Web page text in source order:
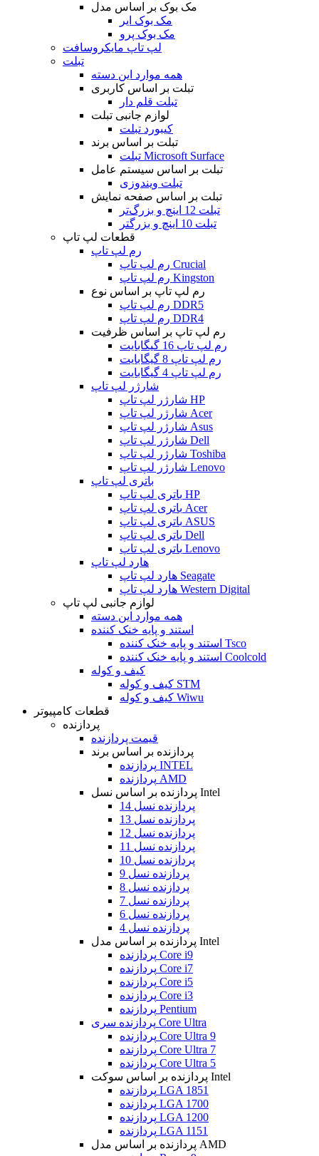
مک بوک بر اساس مدل
مک بوک ایر
مک بوک پرو
لپ تاپ مایکروسافت
تبلت
همه موارد این دسته
تبلت بر اساس کاربری
تبلت قلم دار
لوازم جانبی تبلت
کیبورد تبلت
تبلت بر اساس برند
تبلت Microsoft Surface
تبلت بر اساس سیستم عامل
تبلت ویندوزی
تبلت بر اساس صفحه نمایش
تبلت 12 اینچ و بزرگ‌تر
تبلت 10 اینچ و بزرگتر
قطعات لپ تاپ
رم لپ تاپ
رم لپ تاپ Crucial
رم لپ تاپ Kingston
رم لپ تاپ بر اساس نوع
رم لپ تاپ DDR5
رم لپ تاپ DDR4
رم لپ تاپ بر اساس ظرفیت
رم لپ تاپ 16 گیگابایت
رم لپ تاپ 8 گیگابایت
رم لپ تاپ 4 گیگابایت
شارژر لپ تاپ
شارژر لپ تاپ HP
شارژر لپ تاپ Acer
شارژر لپ تاپ Asus
شارژر لپ تاپ Dell
شارژر لپ تاپ Toshiba
شارژر لپ تاپ Lenovo
باتری لپ تاپ
باتری لپ تاپ HP
باتری لپ تاپ Acer
باتری لپ تاپ ASUS
باتری لپ تاپ Dell
باتری لپ تاپ Lenovo
هارد لپ تاپ
هارد لپ تاپ Seagate
هارد لپ تاپ Western Digital
لوازم جانبی لپ تاپ
همه موارد این دسته
استند و پایه خنک کننده
استند و پایه خنک کننده Tsco
استند و پایه خنک کننده Coolcold
کیف و کوله
کیف و کوله STM
کیف و کوله Wiwu
قطعات کامپیوتر
پردازنده
قیمت پردازنده
پردازنده بر اساس برند
پردازنده INTEL
پردازنده AMD
پردازنده بر اساس نسل Intel
پردازنده نسل 14
پردازنده نسل 13
پردازنده نسل 12
پردازنده نسل 11
پردازنده نسل 10
پردازنده نسل 9
پردازنده نسل 8
پردازنده نسل 7
پردازنده نسل 6
پردازنده نسل 4
پردازنده بر اساس مدل Intel
پردازنده Core i9
پردازنده Core i7
پردازنده Core i5
پردازنده Core i3
پردازنده Pentium
پردازنده سری Core Ultra
پردازنده Core Ultra 9
پردازنده Core Ultra 7
پردازنده Core Ultra 5
پردازنده بر اساس سوکت Intel
پردازنده LGA 1851
پردازنده LGA 1700
پردازنده LGA 1200
پردازنده LGA 1151
پردازنده بر اساس مدل AMD